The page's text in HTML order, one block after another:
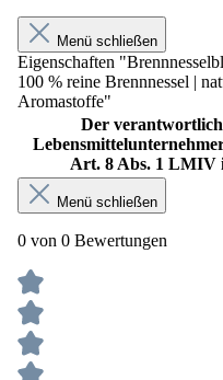
Menü schließen
Eigenschaften
100 % reine Brennnessel |
Aromastoffe"
Der
Art. 8 Abs. 1 LMIV
Menü schließen
0 von 0 Bewertungen